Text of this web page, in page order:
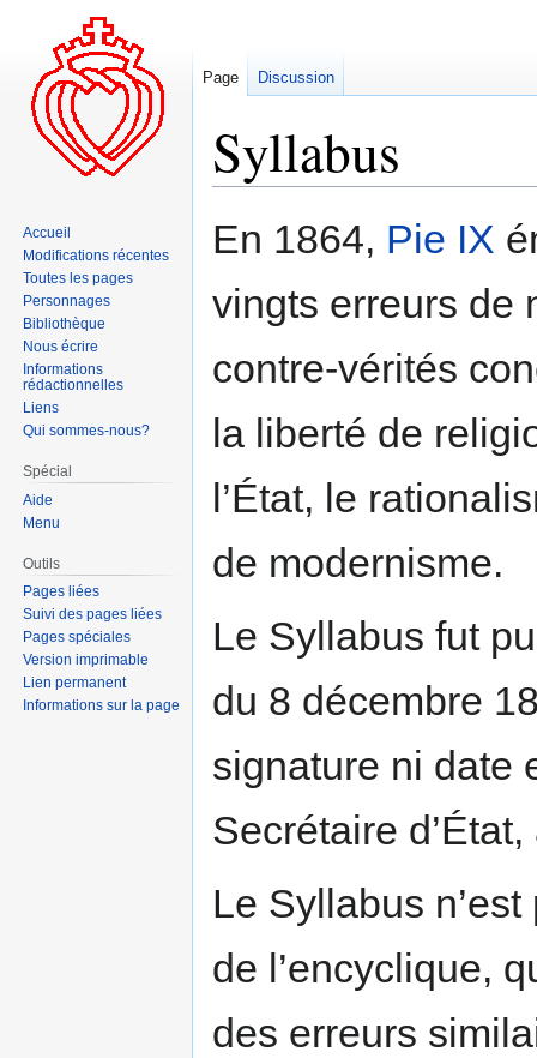
Syllabus
à
navigation
à
recherche
En 1864, Pie IX
vingts erreurs de
contre-vérités
la liberté de
l’État, le
de modernisme.
Le Syllabus fut
du 8 décembre
signature ni date
Secrétaire
Le Syllabus
de l’encyclique,
des erreurs
Page Discussion
Accueil
Modifications récentes
Toutes les pages
Personnages
Bibliothèque
Nous écrire
Informations
rédactionnelles
Liens
Qui sommes-nous?
Spécial
Aide
Menu
Outils
Pages liées
Suivi des pages liées
Pages spéciales
Version imprimable
Lien permanent
Informations sur la page